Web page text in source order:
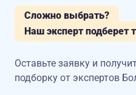
Сложно выбрать?
Наш эксперт подберет
Оставьте заявку и
подборку от экспертов